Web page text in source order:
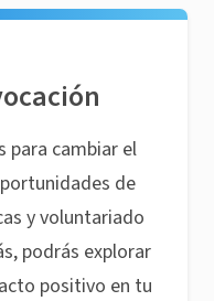
para cambiar el
de
y voluntariado
podrás explorar
positivo en tu